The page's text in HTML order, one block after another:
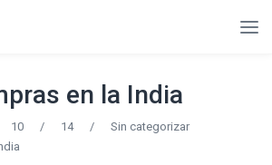
en la India
10 / 14 /
Sin categorizar